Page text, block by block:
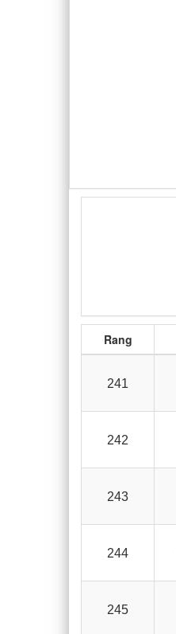
Rang
241
242
243
244
245